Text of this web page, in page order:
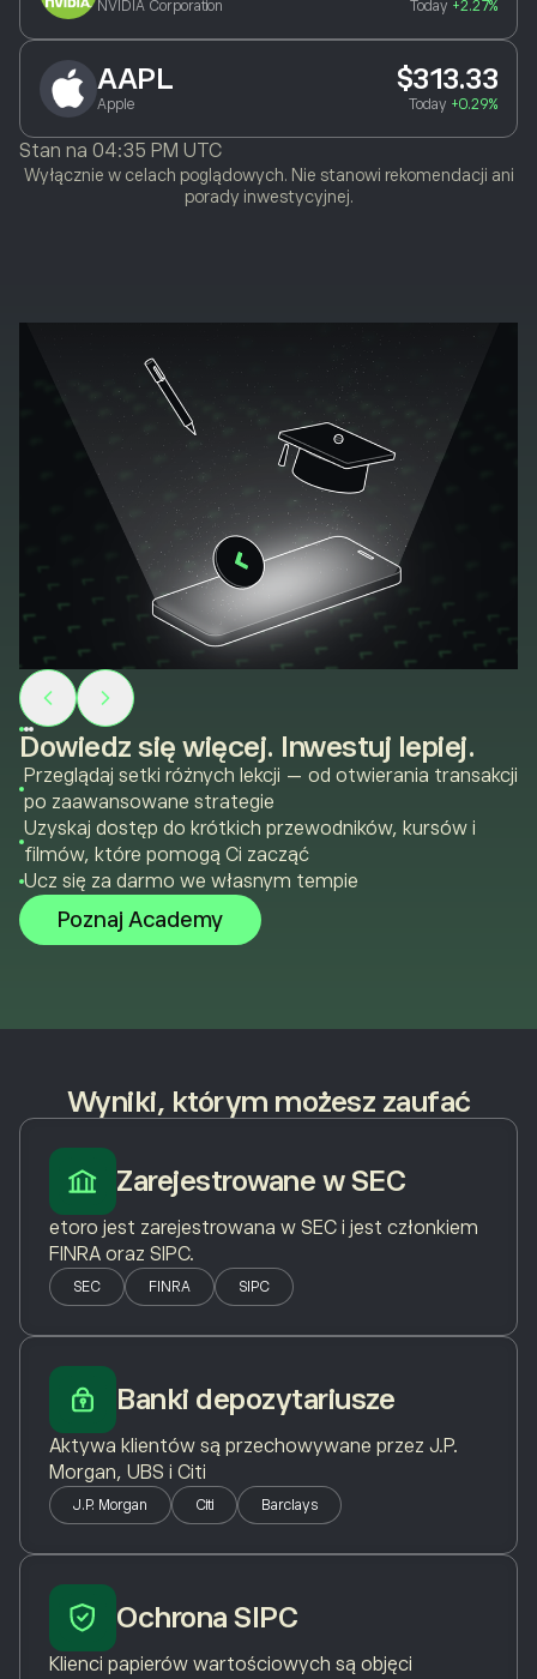
NVIDIA Corporation Today +2.27%
AAPL
Apple
$313.33
Today +0.29%
Stan na 04:35 PM UTC
Wyłącznie w celach poglądowych. Nie stanowi rekomendacji ani
porady inwestycyjnej.
Dowiedz się więcej. Inwestuj lepiej.
Przeglądaj setki różnych lekcji — od otwierania transakcji
po zaawansowane strategie
Uzyskaj dostęp do krótkich przewodników, kursów i
filmów, które pomogą Ci zacząć
Ucz się za darmo we własnym tempie
Poznaj Academy
Wyniki, którym możesz zaufać
Zarejestrowane w SEC
etoro jest zarejestrowana w SEC i jest członkiem
FINRA oraz SIPC.
SEC FINRA SIPC
Banki depozytariusze
Aktywa klientów są przechowywane przez J.P.
Morgan, UBS i Citi
J.P. Morgan Citi Barclays
Ochrona SIPC
Klienci papierów wartościowych są objęci